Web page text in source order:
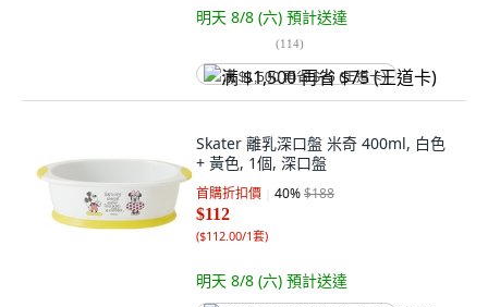
明天 8/8 (六) 預計送達
(114)
满 $1,500 再省 $75 (王道卡)
Skater 離乳深口盤 米奇 400ml, 白色
+ 黃色, 1個, 深口盤
首購折扣價 40%$188
$112
($112.00/1套)
明天 8/8 (六) 預計送達